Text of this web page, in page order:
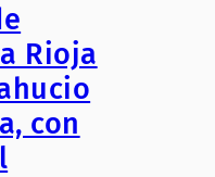
Rioja
con